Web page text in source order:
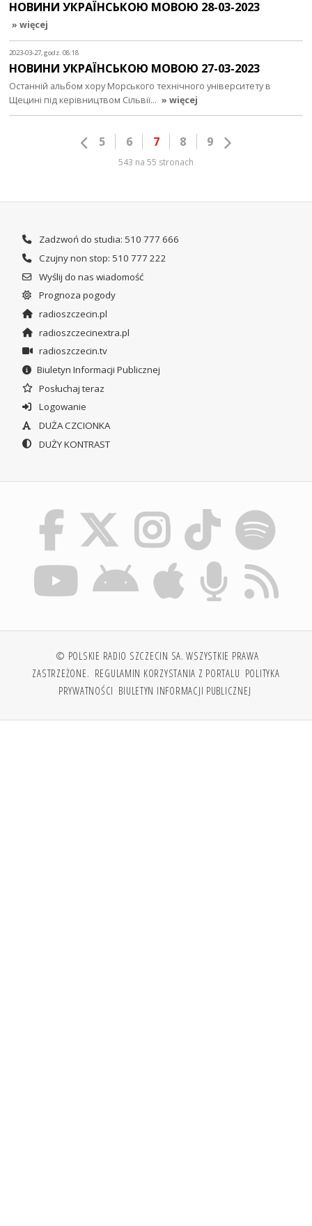
НОВИНИ УКРАЇНСЬКОЮ МОВОЮ 28-03-2023
» więcej
2023-03-27, godz. 08:18
НОВИНИ УКРАЇНСЬКОЮ МОВОЮ 27-03-2023
Останній альбом хору Морського технічного університету в
Щецині під керівництвом Сільвії… » więcej
5 6 7 8 9
543 na 55 stronach
Zadzwoń do studia: 510 777 666
Czujny non stop: 510 777 222
Wyślij do nas wiadomość
Prognoza pogody
radioszczecin.pl
radioszczecinextra.pl
radioszczecin.tv
Biuletyn Informacji Publicznej
Posłuchaj teraz
Logowanie
DUŻA CZCIONKA
DUŻY KONTRAST
© POLSKIE RADIO SZCZECIN SA. WSZYSTKIE PRAWA
ZASTRZEŻONE. REGULAMIN KORZYSTANIA Z PORTALU POLITYKA
PRYWATNOŚCI BIULETYN INFORMACJI PUBLICZNEJ